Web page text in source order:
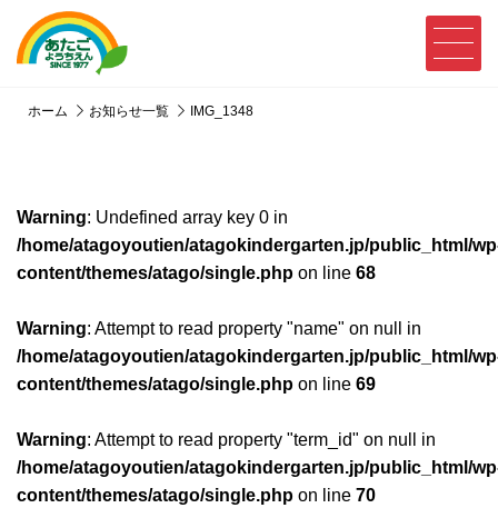
ホーム お知らせ一覧 IMG_1348
Warning: Undefined array key 0 in
/home/atagoyoutien/atagokindergarten.jp/public_html/
content/themes/atago/single.php on line 68
Warning: Attempt to read property "name" on null in
/home/atagoyoutien/atagokindergarten.jp/public_html/
content/themes/atago/single.php on line 69
Warning: Attempt to read property "term_id" on null in
/home/atagoyoutien/atagokindergarten.jp/public_html/
content/themes/atago/single.php on line 70